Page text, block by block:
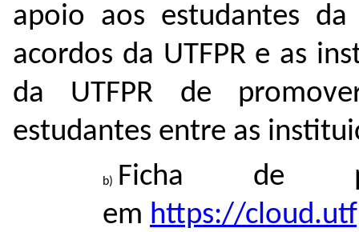
apoio aos estudantes da
acordos da UTFPR e as
da UTFPR de
estudantes entre as
Ficha de
em https://